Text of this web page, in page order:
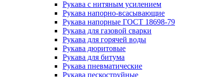
Рукава с нитяным усилением
Рукава напорно-всасывающие
Рукава напорные ГОСТ 18698-79
Рукава для газовой сварки
Рукава для горячей воды
Рукава дюритовые
Рукава для битума
Рукава пневматические
Рукава пескоструйные